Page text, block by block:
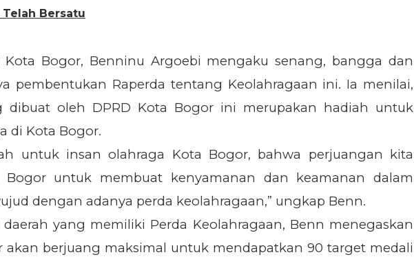
Telah Bersatu
Kota Bogor, Benninu Argoebi mengaku senang, bangga dan
pembentukan Raperda tentang Keolahragaan ini. Ia menilai,
dibuat oleh DPRD Kota Bogor ini merupakan hadiah untuk
di Kota Bogor.
untuk insan olahraga Kota Bogor, bahwa perjuangan kita
Bogor untuk membuat kenyamanan dan keamanan dalam
dengan adanya perda keolahragaan,” ungkap Benn.
yang memiliki Perda Keolahragaan, Benn menegaskan
akan berjuang maksimal untuk mendapatkan 90 target medali